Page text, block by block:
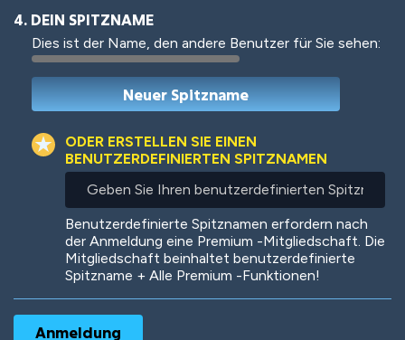
Woof Jungle Cats
Colorful
4. DEIN SPITZNAME
Dies ist der Name, den andere Benutzer für Sie sehen:
ODER ERSTELLEN SIE EINEN
BENUTZERDEFINIERTEN SPITZNAMEN
benutzerdefinierten
Spitznamen
Benutzerdefinierte Spitznamen erfordern nach
der Anmeldung eine Premium -Mitgliedschaft. Die
Mitgliedschaft beinhaltet benutzerdefinierte
Spitzname + Alle Premium -Funktionen!